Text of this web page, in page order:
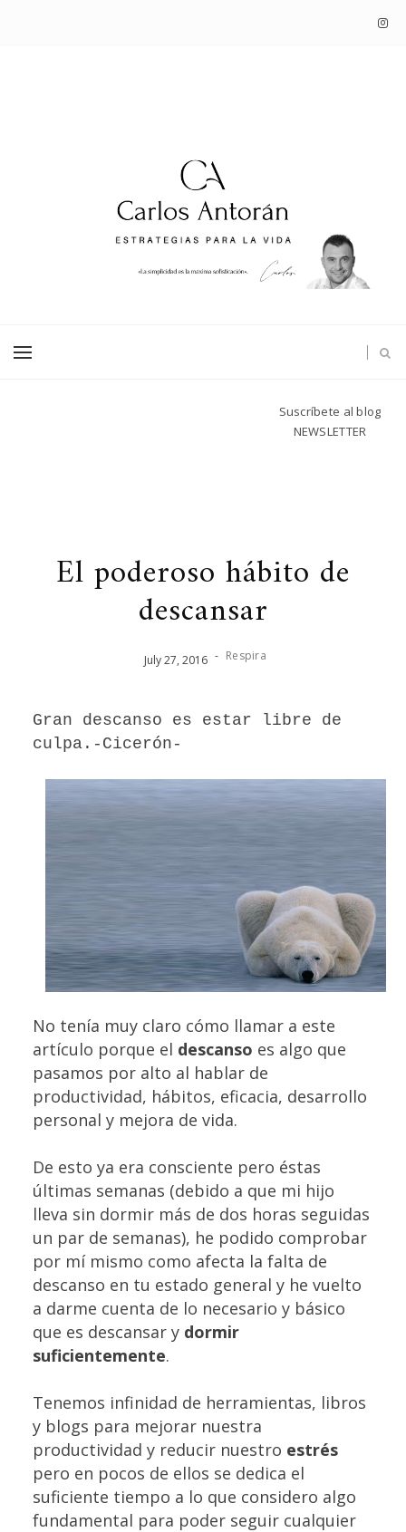
Suscríbete al blog
NEWSLETTER
El poderoso hábito de
descansar
July27,2016 - Respira
Gran descanso es estar libre de
culpa.-Cicerón-
No tenía muy claro cómo llamar a este
artículo porque el descanso es algo que
pasamos por alto al hablar de
productividad, hábitos, eficacia, desarrollo
personal y mejora de vida.
De esto ya era consciente pero éstas
últimas semanas (debido a que mi hijo
lleva sin dormir más de dos horas seguidas
un par de semanas), he podido comprobar
por mí mismo como afecta la falta de
descanso en tu estado general y he vuelto
a darme cuenta de lo necesario y básico
que es descansar y dormir
suficientemente.
Tenemos infinidad de herramientas, libros
y blogs para mejorar nuestra
productividad y reducir nuestro estrés
pero en pocos de ellos se dedica el
suficiente tiempo a lo que considero algo
fundamental para poder seguir cualquier